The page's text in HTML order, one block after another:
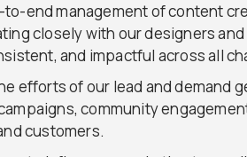
to-end management of content
closely with our designers
and impactful across all
efforts of our lead and demand
community
customers.